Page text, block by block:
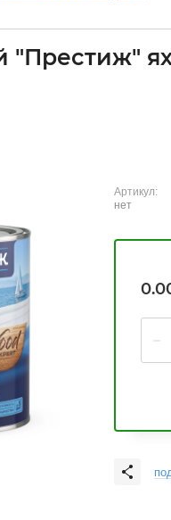
"Престиж"
Артикул:
нет